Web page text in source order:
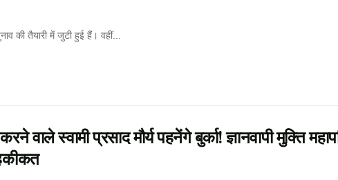
की तैयारी में जुटी हुई हैं। वहीं...
स्वामी प्रसाद मौर्य पहनेंगे बुर्का! ज्ञानवापी मुक्ति